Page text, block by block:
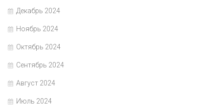
Декабрь 2024
Ноябрь 2024
Октябрь 2024
Сентябрь 2024
Август 2024
Июль 2024